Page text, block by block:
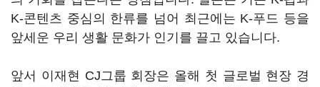
K-콘텐츠 중심의 한류를 넘어 최근에는 K-푸드 등을
앞세운 우리 생활 문화가 인기를 끌고 있습니다.
앞서 이재현 CJ그룹 회장은 올해 첫 글로벌 현장 경